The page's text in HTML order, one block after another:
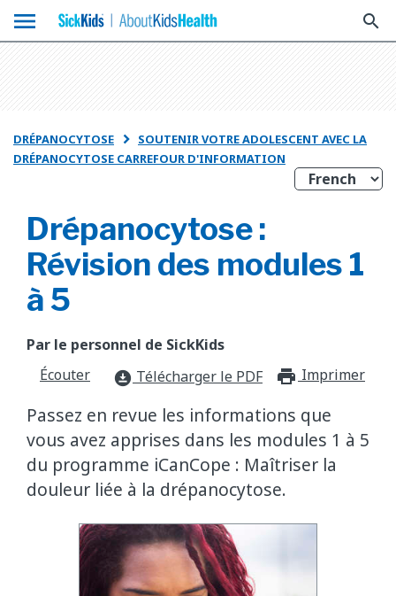
menu search
DRÉPANOCYTOSE  SOUTENIR VOTRE ADOLESCENT AVEC LA
DRÉPANOCYTOSE CARREFOUR D'INFORMATION
Drépanocytose :
Révision des modules 1
à 5
Par le personnel de SickKids
Écouter
download_for_offline Télécharger le PDF Imprimer
Passez en revue les informations que
vous avez apprises dans les modules 1 à 5
du programme iCanCope : Maîtriser la
douleur liée à la drépanocytose.